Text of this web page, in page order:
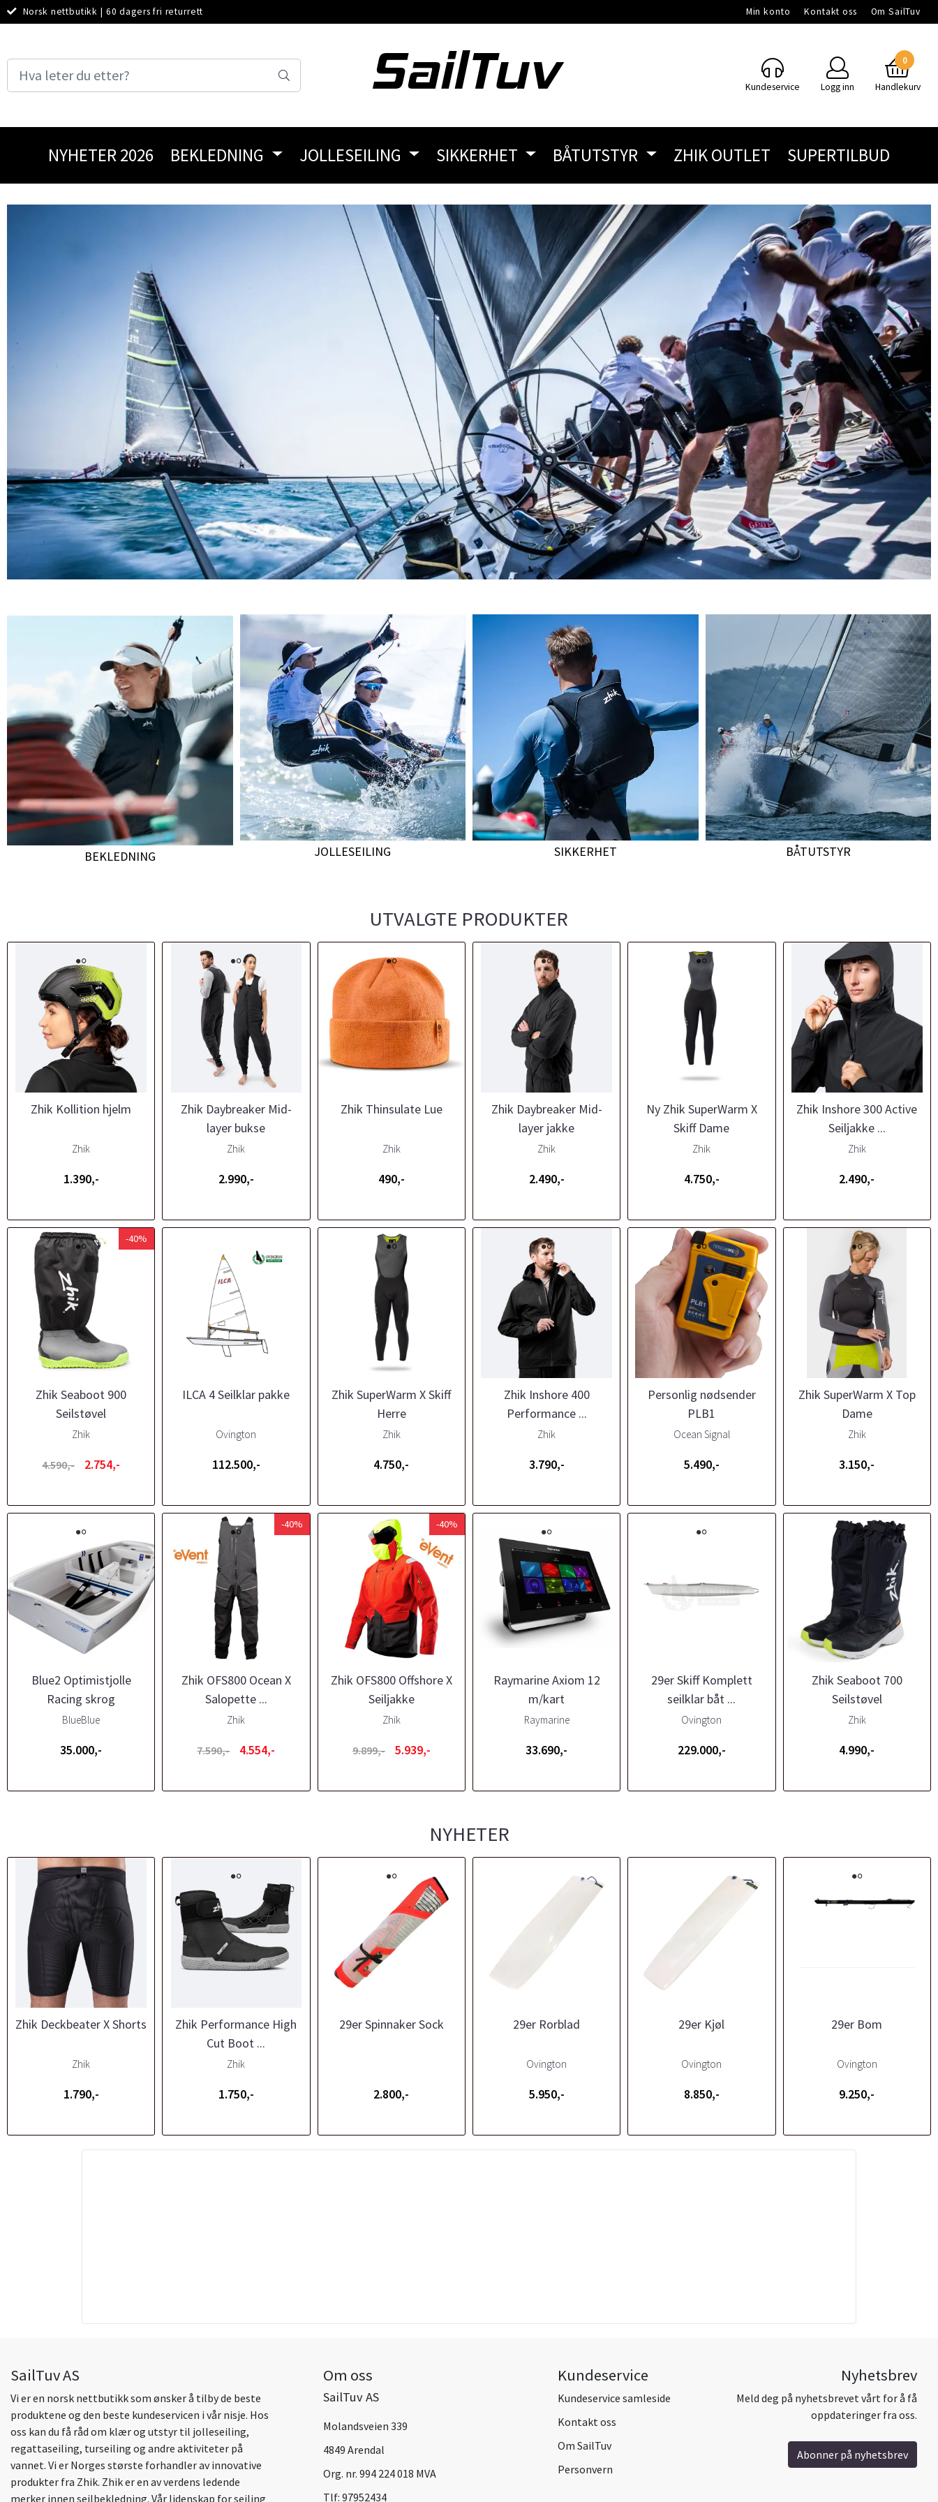
Norsk nettbutikk | 60 dagers fri returrett Min konto Kontakt oss Om SailTuv
Kundeservice Logg inn
0
Handlekurv
NYHETER 2026 BEKLEDNING JOLLESEILING SIKKERHET BÅTUTSTYR ZHIK OUTLET SUPERTILBUD
BEKLEDNING JOLLESEILING SIKKERHET BÅTUTSTYR
UTVALGTE PRODUKTER
Zhik Kollition hjelm
Zhik
1.390,-
Zhik Daybreaker Mid-
layer bukse
Zhik
2.990,-
Zhik Thinsulate Lue
Zhik
490,-
Zhik Daybreaker Mid-
layer jakke
Zhik
2.490,-
Ny Zhik SuperWarm X
Skiff Dame
Zhik
4.750,-
Zhik Inshore 300 Active
Seiljakke ...
Zhik
2.490,-
-40%
Zhik Seaboot 900
Seilstøvel
Zhik
4.590,- 2.754,-
ILCA 4 Seilklar pakke
Ovington
112.500,-
Zhik SuperWarm X Skiff
Herre
Zhik
4.750,-
Zhik Inshore 400
Performance ...
Zhik
3.790,-
Personlig nødsender
PLB1
Ocean Signal
5.490,-
Zhik SuperWarm X Top
Dame
Zhik
3.150,-
Blue2 Optimistjolle
Racing skrog
BlueBlue
35.000,-
-40%
Zhik OFS800 Ocean X
Salopette ...
Zhik
7.590,- 4.554,-
-40%
Zhik OFS800 Offshore X
Seiljakke
Zhik
9.899,- 5.939,-
Raymarine Axiom 12
m/kart
Raymarine
33.690,-
29er Skiff Komplett
seilklar båt ...
Ovington
229.000,-
Zhik Seaboot 700
Seilstøvel
Zhik
4.990,-
NYHETER
Zhik Deckbeater X Shorts
Zhik
1.790,-
Zhik Performance High
Cut Boot ...
Zhik
1.750,-
29er Spinnaker Sock
2.800,-
29er Rorblad
Ovington
5.950,-
29er Kjøl
Ovington
8.850,-
29er Bom
Ovington
9.250,-
SailTuv AS
Vi er en norsk nettbutikk som ønsker å tilby de beste
produktene og den beste kundeservicen i vår nisje. Hos
oss kan du få råd om klær og utstyr til jolleseiling,
regattaseiling, turseiling og andre aktiviteter på
vannet. Vi er Norges største forhandler av innovative
produkter fra Zhik. Zhik er en av verdens ledende
merker innen seilbekledning. Vår lidenskap for seiling
Om oss
SailTuv AS
Molandsveien 339
4849 Arendal
Org. nr. 994 224 018 MVA
Tlf: 97952434
Kundeservice
Kundeservice samleside
Kontakt oss
Om SailTuv
Personvern
Nyhetsbrev
Meld deg på nyhetsbrevet vårt for å få
oppdateringer fra oss.
Abonner på nyhetsbrev